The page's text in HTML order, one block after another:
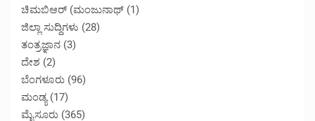
ಚಿಮಬಿಆರ್ (ಮಂಜುನಾಥ್ (1)
ಜಿಲ್ಲಾ ಸುದ್ದಿಗಳು (28)
ತಂತ್ರಜ್ಞಾನ (3)
ದೇಶ (2)
ಬೆಂಗಳೂರು (96)
ಮಂಡ್ಯ(17)
ಮೈಸೂರು (365)